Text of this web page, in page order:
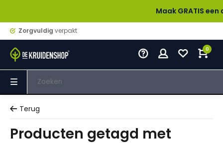
Maak GRATIS een
Zorgvuldig verpakt
0
Terug
Producten getagd met